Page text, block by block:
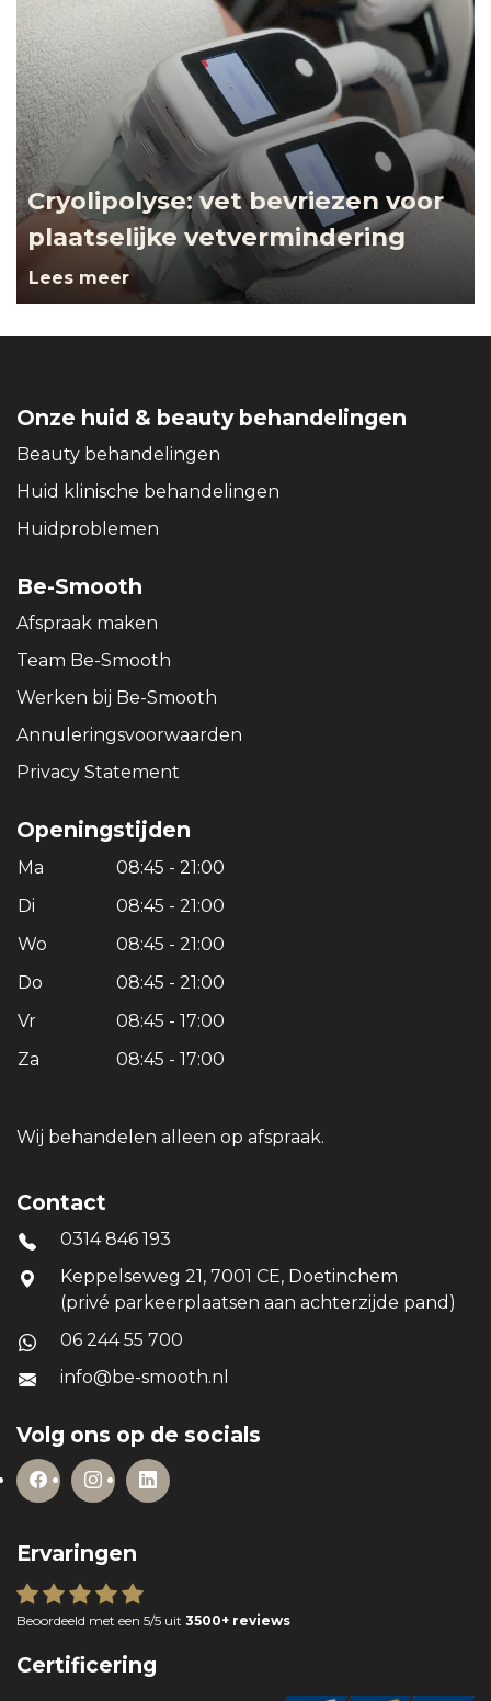
Cryolipolyse: vet bevriezen voor
plaatselijke vetvermindering
Lees meer
Onze huid & beauty behandelingen
Beauty behandelingen
Huid klinische behandelingen
Huidproblemen
Be-Smooth
Afspraak maken
Team Be-Smooth
Werken bij Be-Smooth
Annuleringsvoorwaarden
Privacy Statement
Openingstijden
Ma
08:45 - 21:00
Di
08:45 - 21:00
Wo
08:45 - 21:00
Do
08:45 - 21:00
Vr
08:45 - 17:00
Za
08:45 - 17:00
Wij behandelen alleen op afspraak.
Contact
0314 846 193
Keppelseweg 21, 7001 CE, Doetinchem
(privé parkeerplaatsen aan achterzijde pand)
06 244 55 700
info@be-smooth.nl
Volg ons op de socials
Ervaringen
Beoordeeld met een 5/5 uit 3500+ reviews
Certificering